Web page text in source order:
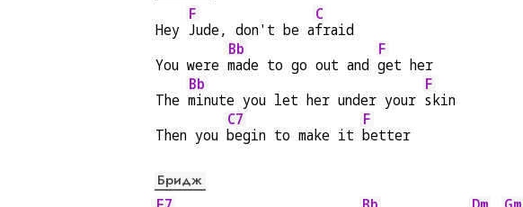
Hey
F
Jude, don't be a
C
fraid
You were
Bb
made to go out and
F
get her
The
Bb
minute you let her under your
F
skin
Then you
C7
begin to make it
F
better
Бридж